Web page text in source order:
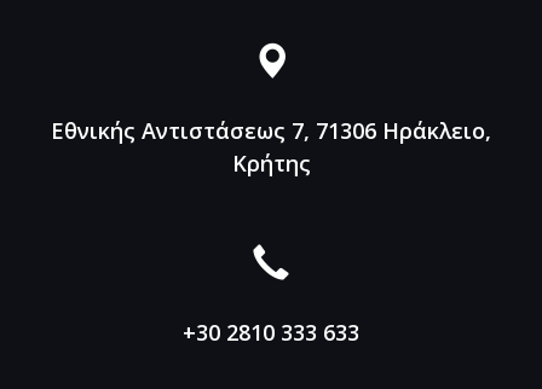
Εθνικής Αντιστάσεως 7, 71306 Ηράκλειο,
Κρήτης
+30 2810 333 633